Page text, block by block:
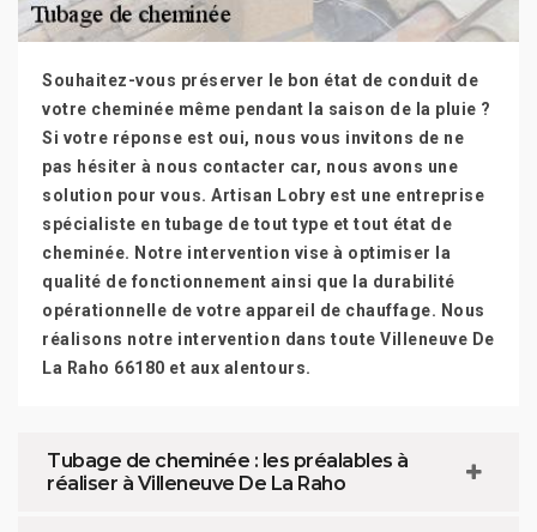
Souhaitez-vous préserver le bon état de conduit de
votre cheminée même pendant la saison de la pluie ?
Si votre réponse est oui, nous vous invitons de ne
pas hésiter à nous contacter car, nous avons une
solution pour vous. Artisan Lobry est une entreprise
spécialiste en tubage de tout type et tout état de
cheminée. Notre intervention vise à optimiser la
qualité de fonctionnement ainsi que la durabilité
opérationnelle de votre appareil de chauffage. Nous
réalisons notre intervention dans toute Villeneuve De
La Raho 66180 et aux alentours.
Tubage de cheminée : les préalables à
réaliser à Villeneuve De La Raho